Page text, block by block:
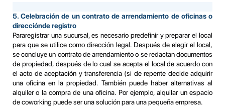
5. Celebración de un contrato de arrendamiento de oficinas o
direcciónde registro
Pararegistrar una sucursal, es necesario predefinir y preparar el local
para que se utilice como dirección legal. Después de elegir el local,
se concluye un contrato de arrendamiento o se redactan documentos
de propiedad, después de lo cual se acepta el local de acuerdo con
el acto de aceptación y transferencia (si de repente decide adquirir
una oficina en la propiedad. También puede haber alternativas al
alquiler o la compra de una oficina. Por ejemplo, alquilar un espacio
de coworking puede ser una solución para una pequeña empresa.